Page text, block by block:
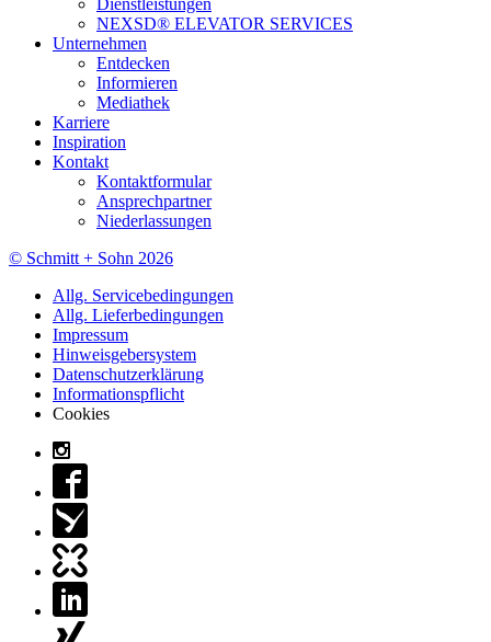
NEXSD® ELEVATOR SERVICES
Unternehmen
Entdecken
Informieren
Mediathek
Karriere
Inspiration
Kontakt
Kontaktformular
Ansprechpartner
Niederlassungen
© Schmitt + Sohn 2026
Allg. Servicebedingungen
Allg. Lieferbedingungen
Impressum
Hinweisgebersystem
Datenschutzerklärung
Informationspflicht
Cookies